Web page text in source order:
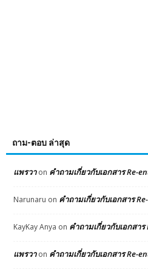
ถาม-ตอบ ล่าสุด
แพรวาon คำถามเกี่ยวกับเอกสาร Re-
Narunaru on คำถามเกี่ยวกับเอกสาร
KayKay Anya on คำถามเกี่ยวกับเอกสา
แพรวาon คำถามเกี่ยวกับเอกสาร Re-